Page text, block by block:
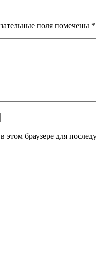
поля помечены *
этом браузере для